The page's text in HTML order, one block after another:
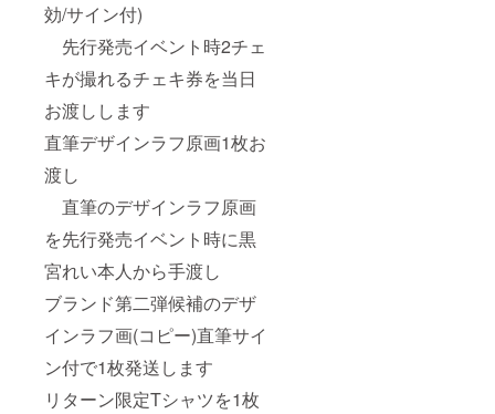
効/サイン付)
先行発売イベント時2チェ
キが撮れるチェキ券を当日
お渡しします
直筆デザインラフ原画1枚お
渡し
直筆のデザインラフ原画
を先行発売イベント時に黒
宮れい本人から手渡し
ブランド第二弾候補のデザ
インラフ画(コピー)直筆サイ
ン付で1枚発送します
リターン限定Tシャツを1枚